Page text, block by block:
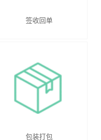
签收回单
包装打包